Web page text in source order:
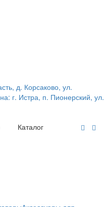
д. Корсаково, ул.
г. Истра, п. Пионерский, ул.
Каталог